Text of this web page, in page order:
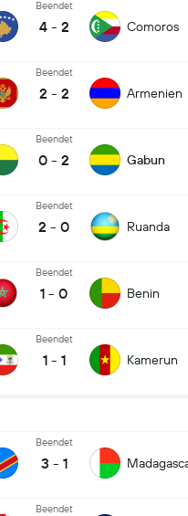
Beendet
4 - 2 Comoros
Beendet
2 - 2 Armenien
Beendet
0 - 2 Gabun
Beendet
2 - 0 Ruanda
Beendet
1 - 0 Benin
Beendet
1 - 1 Kamerun
Beendet
3 - 1
Beendet